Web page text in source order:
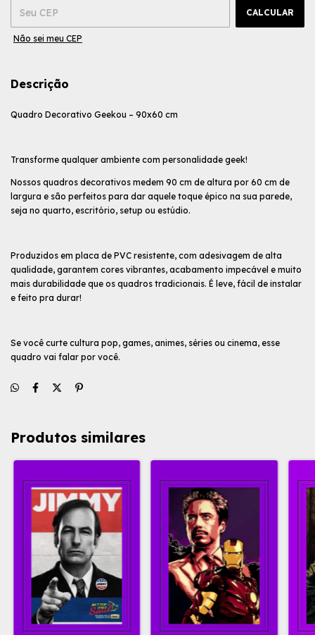
CALCULAR
Não sei meu CEP
Descrição
Quadro Decorativo Geekou – 90x60 cm
Transforme qualquer ambiente com personalidade geek!
Nossos quadros decorativos medem 90 cm de altura por 60 cm de
largura e são perfeitos para dar aquele toque épico na sua parede,
seja no quarto, escritório, setup ou estúdio.
Produzidos em placa de PVC resistente, com adesivagem de alta
qualidade, garantem cores vibrantes, acabamento impecável e muito
mais durabilidade que os quadros tradicionais. É leve, fácil de instalar
e feito pra durar!
Se você curte cultura pop, games, animes, séries ou cinema, esse
quadro vai falar por você.
Produtos similares